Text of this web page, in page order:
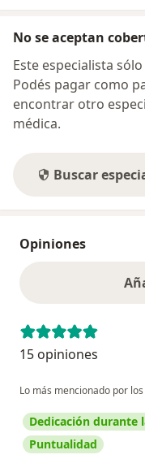
No se aceptan
Este especialista
Podés pagar como
encontrar otro
médica.
Buscar
Opiniones
15 opiniones
Lo más mencionado por
Dedicación durante
Puntualidad